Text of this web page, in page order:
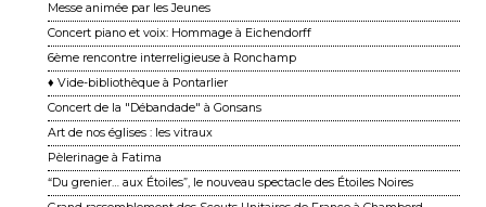
Messe animée par les Jeunes
Concert piano et voix: Hommage à Eichendorff
6ème rencontre interreligieuse à Ronchamp
♦ Vide-bibliothèque à Pontarlier
Concert de la "Débandade" à Gonsans
Art de nos églises : les vitraux
Pèlerinage à Fatima
“Du grenier… aux Étoiles”, le nouveau spectacle des Étoiles Noires